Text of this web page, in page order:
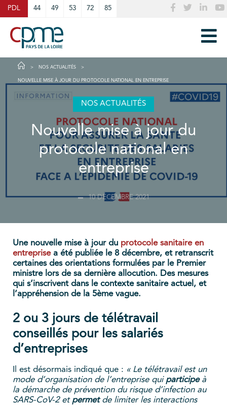
PDL 44 49 53 72 85
NOS ACTUALITÉS
NOUVELLE MISE À JOUR DU PROTOCOLE NATIONAL EN ENTREPRISE
NOS ACTUALITÉS
Nouvelle mise à jour du
protocole national en
entreprise
10 DÉCEMBRE 2021
Une nouvelle mise à jour du protocole sanitaire en
entreprisea été publiée le 8 décembre, et retranscrit
certaines des orientations formulées par le Premier
ministre lors de sa dernière allocution. Des mesures
qui s’inscrivent dans le contexte sanitaire actuel, et
l’appréhension de la 5ème vague.
2 ou 3 jours de télétravail
conseillés pour les salariés
d’entreprises
Il est désormais indiqué que : « Le télétravail est un
mode d’organisation de l’entreprise qui participe à
la démarche de prévention du risque d’infection au
SARS-CoV-2 et permetde limiter les interactions
Cookies management panel